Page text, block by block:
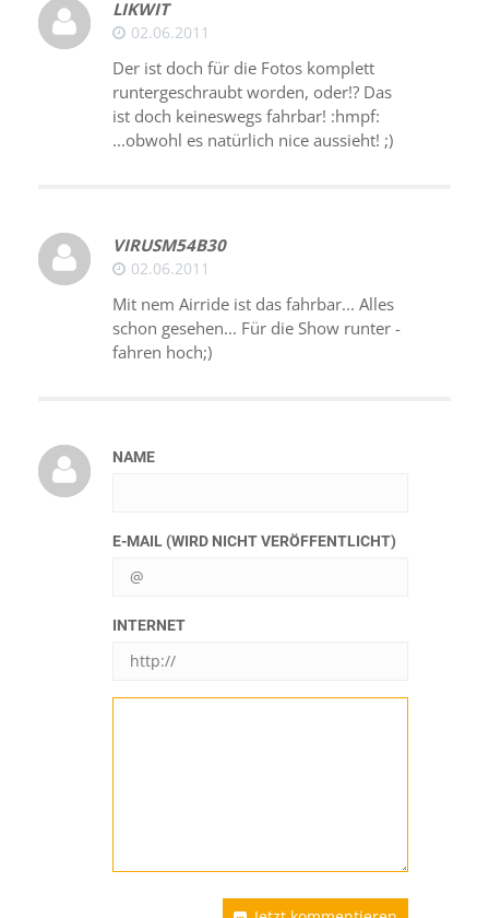
LIKWIT
02.06.2011
Der ist doch für die Fotos komplett
runtergeschraubt worden, oder!? Das
ist doch keineswegs fahrbar! :hmpf:
...obwohl es natürlich nice aussieht! ;)
VIRUSM54B30
02.06.2011
Mit nem Airride ist das fahrbar... Alles
schon gesehen... Für die Show runter -
fahren hoch;)
NAME
E-MAIL (WIRD NICHT VERÖFFENTLICHT)
INTERNET